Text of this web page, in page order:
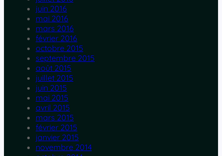
juin 2016
mai 2016
mars 2016
février 2016
octobre 2015
septembre 2015
août 2015
juillet 2015
juin 2015
mai 2015
avril 2015
mars 2015
février 2015
janvier 2015
novembre 2014